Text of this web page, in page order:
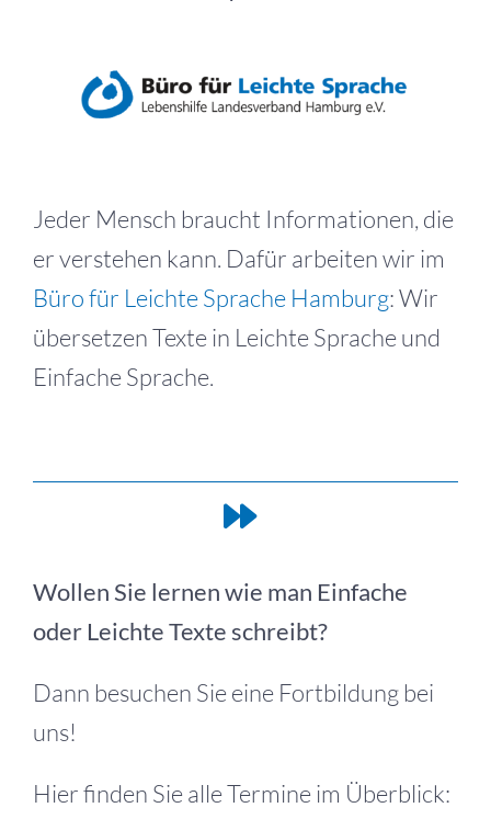
grösseres
Jeder Mensch braucht Informationen, die
er verstehen kann. Dafür arbeiten wir im
Büro für Leichte Sprache Hamburg: Wir
übersetzen Texte in Leichte Sprache und
Einfache Sprache.
Wollen Sie lernen wie man Einfache
oder Leichte Texte schreibt?
Dann besuchen Sie eine Fortbildung bei
uns!
Hier finden Sie alle Termine im Überblick: